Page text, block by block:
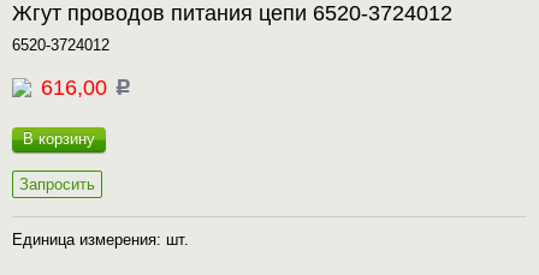
Жгут проводов питания цепи 6520-3724012
6520-3724012
616,00 c
В корзину
Запросить
Единица измерения: шт.